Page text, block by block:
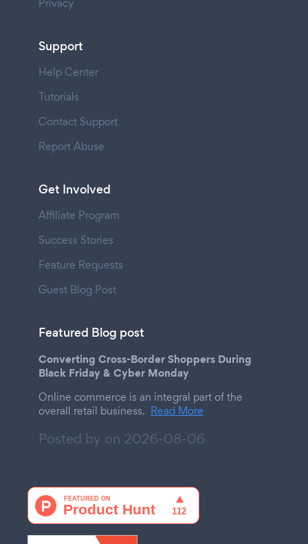
Privacy
Support
Help Center
Tutorials
Contact Support
Report Abuse
Get Involved
Affiliate Program
Success Stories
Feature Requests
Guest Blog Post
Featured Blog post
Converting Cross-Border Shoppers During
Black Friday & Cyber Monday
Online commerce is an integral part of the
overall retail business. Read More
Posted by on 2026-08-06